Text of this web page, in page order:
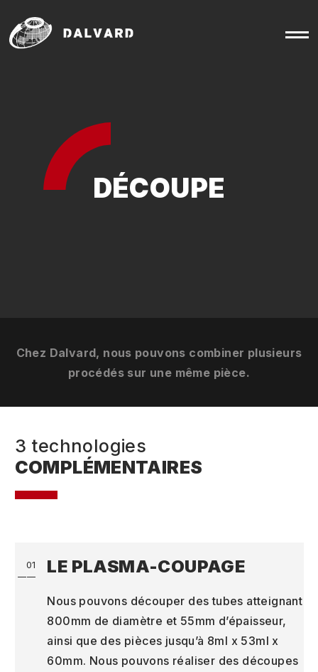
DÉCOUPE
Chez Dalvard, nous pouvons combiner plusieurs
procédés sur une même pièce.
3 technologies
COMPLÉMENTAIRES
01 LE PLASMA-COUPAGE
Nous pouvons découper des tubes atteignant
800mm de diamètre et 55mm d’épaisseur,
ainsi que des pièces jusqu’à 8ml x 53ml x
60mm. Nous pouvons réaliser des découpes